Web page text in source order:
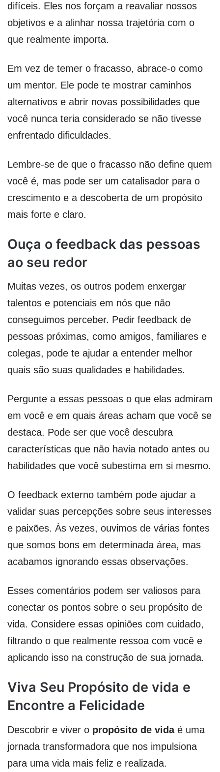
difíceis. Eles nos forçam a reavaliar nossos
objetivos e a alinhar nossa trajetória com o
que realmente importa.
Em vez de temer o fracasso, abrace-o como
um mentor. Ele pode te mostrar caminhos
alternativos e abrir novas possibilidades que
você nunca teria considerado se não tivesse
enfrentado dificuldades.
Lembre-se de que o fracasso não define quem
você é, mas pode ser um catalisador para o
crescimento e a descoberta de um propósito
mais forte e claro.
Ouça o feedback das pessoas
ao seu redor
Muitas vezes, os outros podem enxergar
talentos e potenciais em nós que não
conseguimos perceber. Pedir feedback de
pessoas próximas, como amigos, familiares e
colegas, pode te ajudar a entender melhor
quais são suas qualidades e habilidades.
Pergunte a essas pessoas o que elas admiram
em você e em quais áreas acham que você se
destaca. Pode ser que você descubra
características que não havia notado antes ou
habilidades que você subestima em si mesmo.
O feedback externo também pode ajudar a
validar suas percepções sobre seus interesses
e paixões. Às vezes, ouvimos de várias fontes
que somos bons em determinada área, mas
acabamos ignorando essas observações.
Esses comentários podem ser valiosos para
conectar os pontos sobre o seu propósito de
vida. Considere essas opiniões com cuidado,
filtrando o que realmente ressoa com você e
aplicando isso na construção de sua jornada.
Viva Seu Propósito de vida e
Encontre a Felicidade
Descobrir e viver o propósito de vidaé uma
jornada transformadora que nos impulsiona
para uma vida mais feliz e realizada.